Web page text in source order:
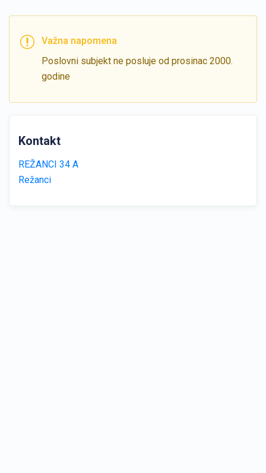
Važna napomena
Poslovni subjekt ne posluje od prosinac 2000.
godine
Kontakt
REŽANCI 34 A
Režanci